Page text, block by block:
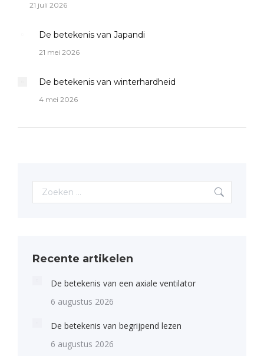
21 juli 2026
De betekenis van Japandi
21 mei 2026
De betekenis van winterhardheid
4 mei 2026
Search:
Recente artikelen
De betekenis van een axiale ventilator
6 augustus 2026
De betekenis van begrijpend lezen
6 augustus 2026